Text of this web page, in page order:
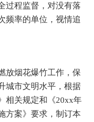
过程监督，对没有落
频率的单位，视情追
烟花爆竹工作，保
城市文明水平，根据
相关规定和《20xx年
方案》要求，制订本